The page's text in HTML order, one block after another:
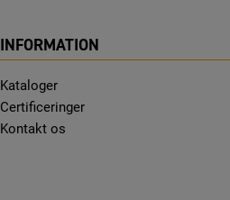
INFORMATION
Kataloger
Certificeringer
Kontakt os